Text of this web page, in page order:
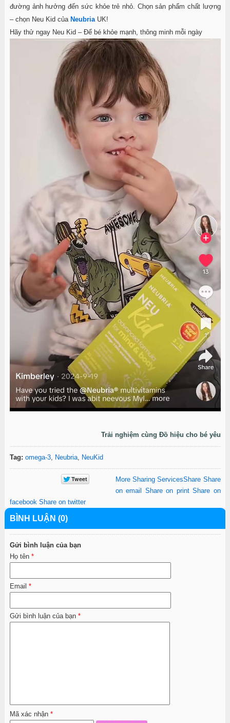
đường ảnh hưởng đến sức khỏe trẻ nhỏ. Chọn sản phẩm chất lượng
– chọn Neu Kid của Neubria UK!
Hãy thử ngay Neu Kid – Để bé khỏe mạnh, thông minh mỗi ngày
Trải nghiệm cùng Đồ hiệu cho bé yêu
Tag: omega-3, Neubria, NeuKid
More Sharing ServicesShare Share
on email
Share on print Share on
facebook Share on twitter
BÌNH LUẬN (0)
Gửi bình luận của bạn
Họ tên *
Email *
Gửi bình luận của bạn *
Mã xác nhận *